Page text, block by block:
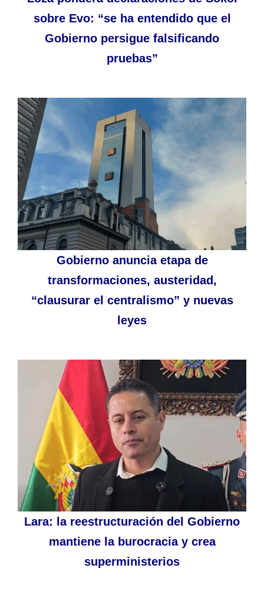
sobre Evo: “se ha entendido que el
Gobierno persigue falsificando
pruebas”
Gobierno anuncia etapa de
transformaciones, austeridad,
“clausurar el centralismo” y nuevas
leyes
Lara: la reestructuración del Gobierno
mantiene la burocracia y crea
superministerios